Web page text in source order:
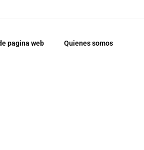
pagina web Quienes somos